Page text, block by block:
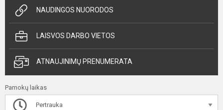
NAUDINGOS NUORODOS
LAISVOS DARBO VIETOS
ATNAUJINIMŲ PRENUMERATA
Pamokų laikas
Pertrauka